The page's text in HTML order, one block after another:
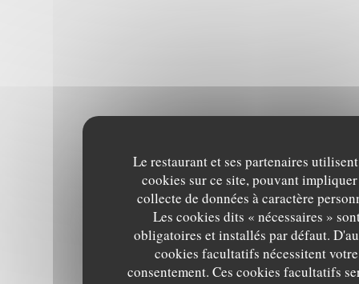
Le restaurant et ses partenaires
cookies sur ce site, pouvant
collecte de données à caractère
Les cookies dits « nécessaires »
obligatoires et installés par défaut.
cookies facultatifs nécessitent votre
consentement. Ces cookies facultatifs